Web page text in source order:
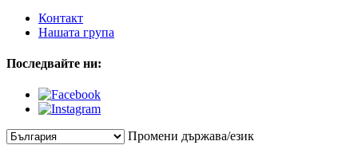
Контакт
Нашата група
Последвайте ни:
Промени държава/език